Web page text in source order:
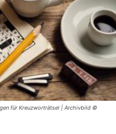
für Kreuzworträtsel | Archivbild ©